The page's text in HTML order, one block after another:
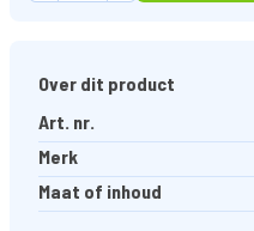
Over dit product
Art. nr.
Merk
Maat of inhoud